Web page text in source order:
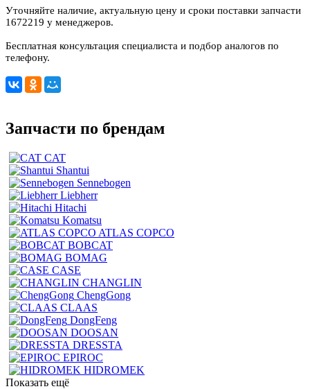
Уточняйте наличие, актуальную цену и сроки поставки запчасти
1672219 у менеджеров.
Бесплатная консультация специалиста и подбор аналогов по
телефону.
Запчасти по брендам
CAT
Shantui
Sennebogen
Liebherr
Hitachi
Komatsu
ATLAS COPCO
BOBCAT
BOMAG
CASE
CHANGLIN
ChengGong
CLAAS
DongFeng
DOOSAN
DRESSTA
EPIROC
HIDROMEK
Показать ещё